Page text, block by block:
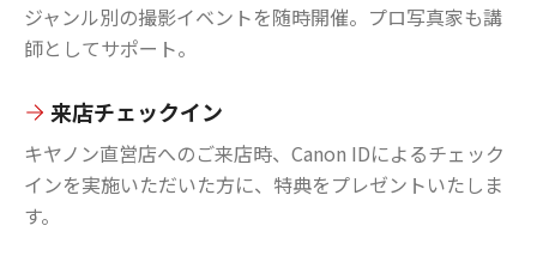
ジャンル別の撮影イベントを随時開催。プロ写真家も講
師としてサポート。
来店チェックイン
キヤノン直営店へのご来店時、Canon IDによるチェック
インを実施いただいた方に、特典をプレゼントいたしま
す。